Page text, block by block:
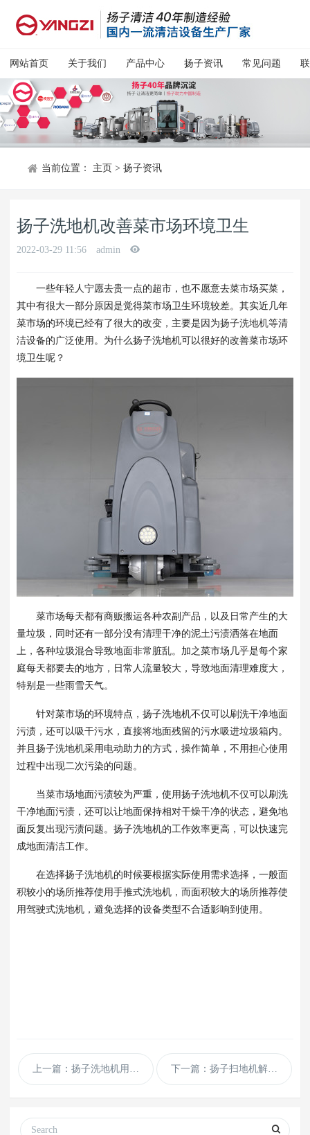
网站首页 关于我们 产品中心 扬子资讯 常见问题
当前位置： 主页 > 扬子资讯
扬子洗地机改善菜市场环境卫生
2022-03-29 11:56 admin
一些年轻人宁愿去贵一点的超市，也不愿意去菜市场买菜，
其中有很大一部分原因是觉得菜市场卫生环境较差。其实近几年
菜市场的环境已经有了很大的改变，主要是因为扬子洗地机等清
洁设备的广泛使用。为什么扬子洗地机可以很好的改善菜市场环
境卫生呢？
菜市场每天都有商贩搬运各种农副产品，以及日常产生的大
量垃圾，同时还有一部分没有清理干净的泥土污渍洒落在地面
上，各种垃圾混合导致地面非常脏乱。加之菜市场几乎是每个家
庭每天都要去的地方，日常人流量较大，导致地面清理难度大，
特别是一些雨雪天气。
针对菜市场的环境特点，扬子洗地机不仅可以刷洗干净地面
污渍，还可以吸干污水，直接将地面残留的污水吸进垃圾箱内。
并且扬子洗地机采用电动助力的方式，操作简单，不用担心使用
过程中出现二次污染的问题。
当菜市场地面污渍较为严重，使用扬子洗地机不仅可以刷洗
干净地面污渍，还可以让地面保持相对干燥干净的状态，避免地
面反复出现污渍问题。扬子洗地机的工作效率更高，可以快速完
成地面清洁工作。
在选择扬子洗地机的时候要根据实际使用需求选择，一般面
积较小的场所推荐使用手推式洗地机，而面积较大的场所推荐使
用驾驶式洗地机，避免选择的设备类型不合适影响到使用。
上一篇：扬子洗地机用久了为什么清洁效果会变差 下一篇：扬子扫地机解决公园景区卫生清洁问题